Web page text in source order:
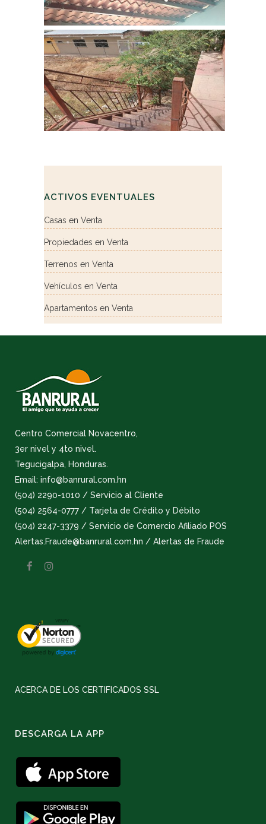
ACTIVOS EVENTUALES
Casas en Venta
Propiedades en Venta
Terrenos en Venta
Vehículos en Venta
Apartamentos en Venta
Centro Comercial Novacentro,
3er nivel y 4to nivel.
Tegucigalpa, Honduras.
Email: info@banrural.com.hn
(504) 2290-1010 / Servicio al Cliente
(504) 2564-0777 / Tarjeta de Crédito y Débito
(504) 2247-3379 / Servicio de Comercio Afiliado POS
Alertas.Fraude@banrural.com.hn / Alertas de Fraude
ACERCA DE LOS CERTIFICADOS SSL
DESCARGA LA APP